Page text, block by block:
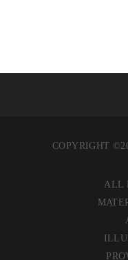
COPYRIGHT
ALL